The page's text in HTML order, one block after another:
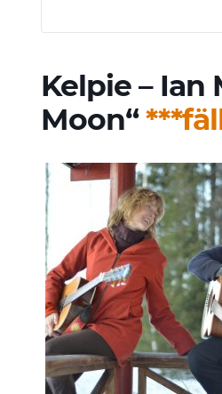
Kelpie – Ian
Moon“